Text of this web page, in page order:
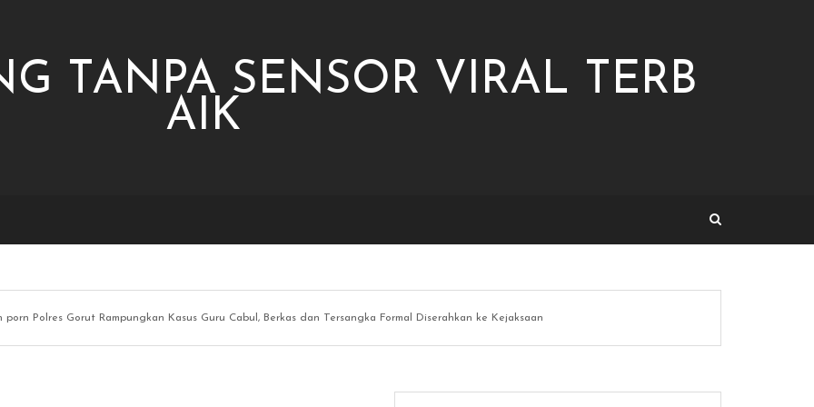
TANPA SENSOR VIRAL TERB
AIK
porn Polres Gorut Rampungkan Kasus Guru Cabul, Berkas dan Tersangka Formal Diserahkan ke Kejaksaan